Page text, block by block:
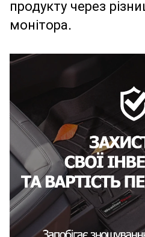
продукту через
монітора.